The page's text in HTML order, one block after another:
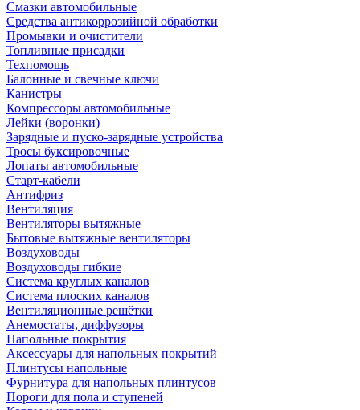
Смазки автомобильные
Средства антикоррозийной обработки
Промывки и очистители
Топливные присадки
Техпомощь
Балонные и свечные ключи
Канистры
Компрессоры автомобильные
Лейки (воронки)
Зарядные и пуско-зарядные устройства
Тросы буксировочные
Лопаты автомобильные
Старт-кабели
Антифриз
Вентиляция
Вентиляторы вытяжные
Бытовые вытяжные вентиляторы
Воздуховоды
Воздуховоды гибкие
Система круглых каналов
Система плоских каналов
Вентиляционные решётки
Анемостаты, диффузоры
Напольные покрытия
Аксессуары для напольных покрытий
Плинтусы напольные
Фурнитура для напольных плинтусов
Пороги для пола и ступеней